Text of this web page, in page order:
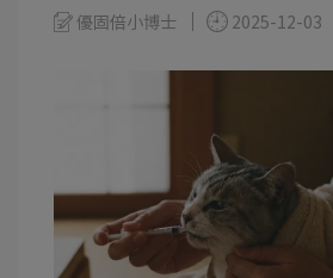
優固倍小博士 2025-12-03